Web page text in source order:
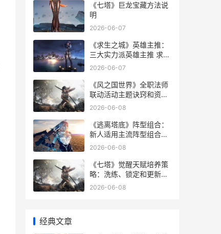
《七塔》巨龙宝藏方法说
明
2026-06-07
《求生之城》英雄主推：
三大实力派英雄主推 求生
之路英语翻译
2026-06-07
《风之国世界》全职法师
联动活动主题诀窍和资源
兑换策略 风之国世界手游
2026-06-08
《逃离塔底》阵型组合：
新人适用主流阵型组合策
略主推 逃离塔楼有终点吗
2026-06-08
《七塔》觉醒天赋培养策
略：洗练、锁定和更新说
明 七塔之上 小说
2026-06-08
经典文章